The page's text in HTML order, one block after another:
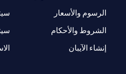
الرسوم والأسعار
الشروط والأحكام
إنشاء الآيبان